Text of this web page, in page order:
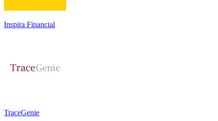
Inspira Financial
TraceGenie